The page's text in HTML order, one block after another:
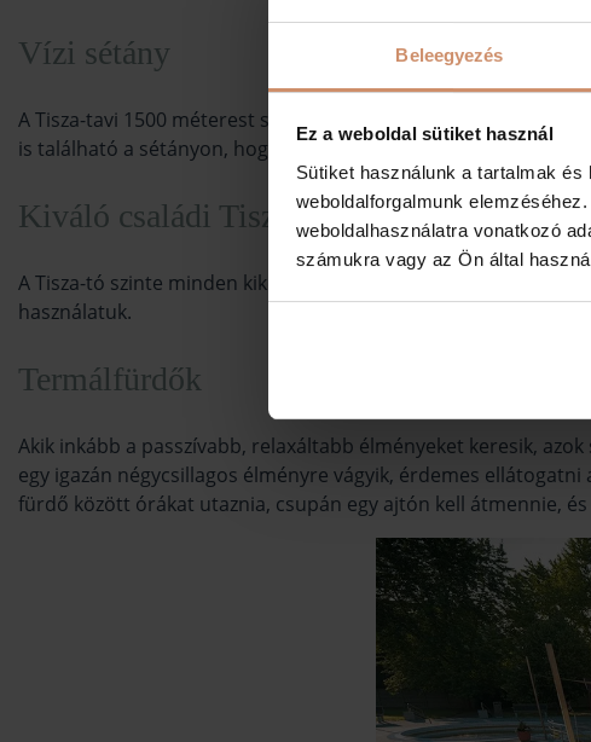
Beleegyezés
Ez a weboldal sütiket használ
Sütiket használunk a tartalmak
weboldalforgalmunk
weboldalhasználatra vonatkozó
számukra vagy az Ön által
Vízi sétány
A Tisza-tavi 1500 méterest sétány áprilistól október végéig
is található a sétányon, hogy kisebbek és nagyobbak számára
Kiváló családi Tisza-tó program:
A Tisza-tó szinte minden kikötőjénél található kiépített
használatuk.
Termálfürdők
Akik inkább a passzívabb, relaxáltabb élményeket keresik,
egy igazán négycsillagos élményre vágyik, érdemes ellátogatni
fürdő között órákat utaznia, csupán egy ajtón kell átmennie,